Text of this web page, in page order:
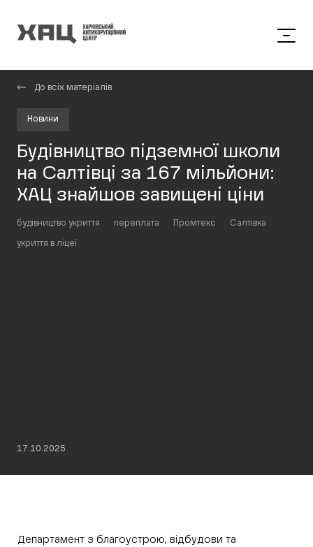
До всіх матеріалів
Новини
Будівництво підземної школи
на Салтівці за 167 мільйони:
ХАЦ знайшов завищені ціни
будівництво укриття переплата Промтекс Салтівка
укриття в ліцеї
17.10.2025
Департамент з благоустрою, відбудови та